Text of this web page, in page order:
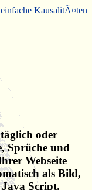
KausalitÃ¤ten
oder
Sprüche und
Webseite
als Bild,
Script.